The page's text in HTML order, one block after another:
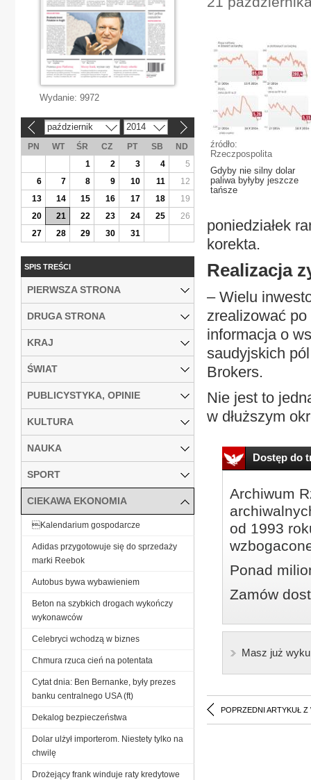
źródło:
Rzeczpospolita
Gdyby nie silny dolar
paliwa byłyby jeszcze
tańsze
poniedziałek
korekta.
Realizacja
– Wielu
zrealizować po
informacja o
saudyjskich
Brokers.
Nie jest to
w dłuższym
Dostęp do
Archiwum
od 1993
Ponad
Zamów
Masz już
POPRZEDNI ARTYKUŁ Z
Wydanie: 9972
październik 2014
PN WT ŚR CZ PT SB
ND
1
2 3 4
5
6
7 8 9 10 11
12
13
14 15 16 17 18
19
20
21 22 23 24 25
26
27
28 29 30 31
SPIS TREŚCI
PIERWSZA STRONA
DRUGA STRONA
KRAJ
ŚWIAT
PUBLICYSTYKA, OPINIE
KULTURA
NAUKA
SPORT
CIEKAWA EKONOMIA
Kalendarium gospodarcze
Adidas przygotowuje się do sprzedaży
marki Reebok
Autobus bywa wybawieniem
Beton na szybkich drogach wykończy
wykonawców
Celebryci wchodzą w biznes
Chmura rzuca cień na potentata
Cytat dnia: Ben Bernanke, były prezes
banku centralnego USA (ft)
Dekalog bezpieczeństwa
Dolar ulżył importerom. Niestety tylko na
chwilę
Drożejący frank winduje raty kredytowe